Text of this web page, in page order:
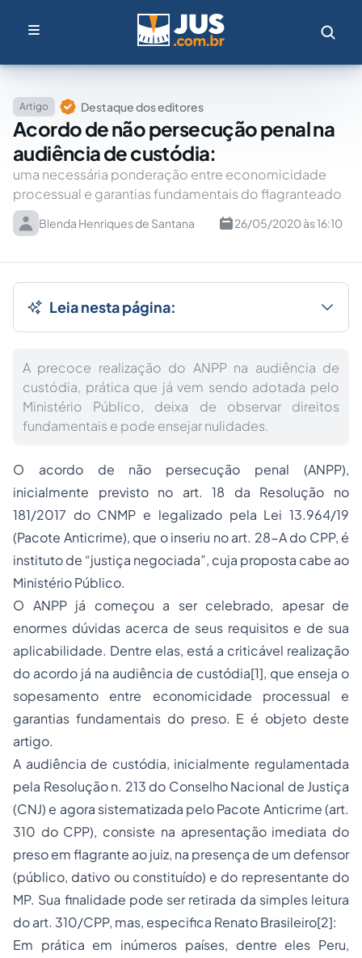
Artigo Destaque dos editores
Acordo de não persecução penal na
audiência de custódia:
uma necessária ponderação entre economicidade
processual e garantias fundamentais do flagranteado
Blenda Henriques de Santana 26/05/2020 às 16:10
Leia nesta página:
A precoce realização do ANPP na audiência de
custódia, prática que já vem sendo adotada pelo
Ministério Público, deixa de observar direitos
fundamentais e pode ensejar nulidades.
O acordo de não persecução penal (ANPP),
inicialmente previsto no art. 18 da Resolução no
181/2017 do CNMP e legalizado pela Lei 13.964/19
(Pacote Anticrime), que o inseriu no art. 28-A do CPP, é
instituto de “justiça negociada”, cuja proposta cabe ao
Ministério Público.
O ANPP já começou a ser celebrado, apesar de
enormes dúvidas acerca de seus requisitos e de sua
aplicabilidade. Dentre elas, está a criticável realização
do acordo já na audiência de custódia[1], que enseja o
sopesamento entre economicidade processual e
garantias fundamentais do preso. E é objeto deste
artigo.
A audiência de custódia, inicialmente regulamentada
pela Resolução n. 213 do Conselho Nacional de Justiça
(CNJ) e agora sistematizada pelo Pacote Anticrime (art.
310 do CPP), consiste na apresentação imediata do
preso em flagrante ao juiz, na presença de um defensor
(público, dativo ou constituído) e do representante do
MP. Sua finalidade pode ser retirada da simples leitura
do art. 310/CPP, mas, especifica Renato Brasileiro[2]:
Em prática em inúmeros países, dentre eles Peru,